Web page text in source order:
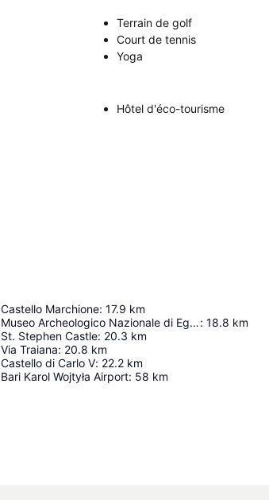
Terrain de golf
Court de tennis
Yoga
Hôtel d'éco-tourisme
Castello Marchione: 17.9 km
Museo Archeologico Nazionale di Egnazia: 18.8 km
St. Stephen Castle: 20.3 km
Via Traiana: 20.8 km
Castello di Carlo V: 22.2 km
Bari Karol Wojtyła Airport: 58 km